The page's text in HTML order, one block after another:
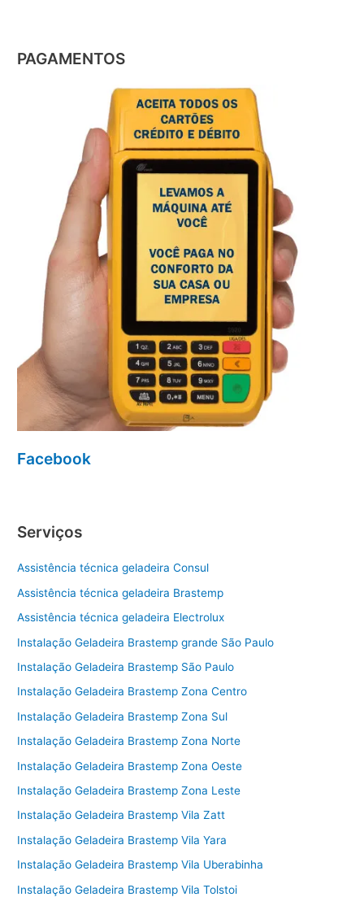
PAGAMENTOS
Facebook
Serviços
Assistência técnica geladeira Consul
Assistência técnica geladeira Brastemp
Assistência técnica geladeira Electrolux
Instalação Geladeira Brastemp grande São Paulo
Instalação Geladeira Brastemp São Paulo
Instalação Geladeira Brastemp Zona Centro
Instalação Geladeira Brastemp Zona Sul
Instalação Geladeira Brastemp Zona Norte
Instalação Geladeira Brastemp Zona Oeste
Instalação Geladeira Brastemp Zona Leste
Instalação Geladeira Brastemp Vila Zatt
Instalação Geladeira Brastemp Vila Yara
Instalação Geladeira Brastemp Vila Uberabinha
Instalação Geladeira Brastemp Vila Tolstoi